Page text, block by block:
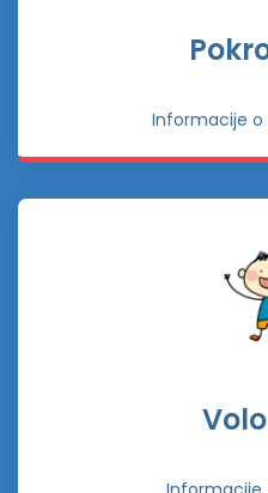
Informacije o